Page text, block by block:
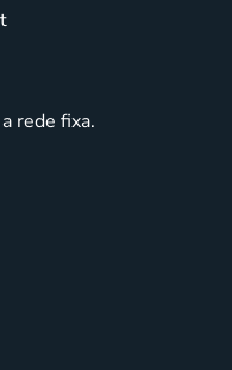
rede fixa.